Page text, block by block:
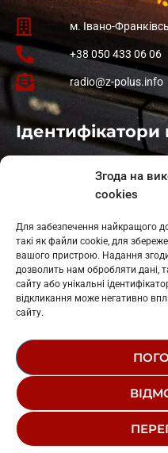
Згода на
cookies
Для забезпечення найкращого
такі як файли cookie, для
вашого пристрою. Надання
дозволить нам обробляти дані,
сайту або унікальні
відкликання може негативно
сайту.
м. Івано-
+38 050 433 06 06
radio@z-polus.info
Ідентифікатори
: L11-01410
: L11-01801
Косів: L11-01805
Гарасимів: L11-02274
© 1995-2026 РК
РЕДАКЦІЙНИЙ СТАТУТ
СТРУКТУРА ВЛАСНОСТІ